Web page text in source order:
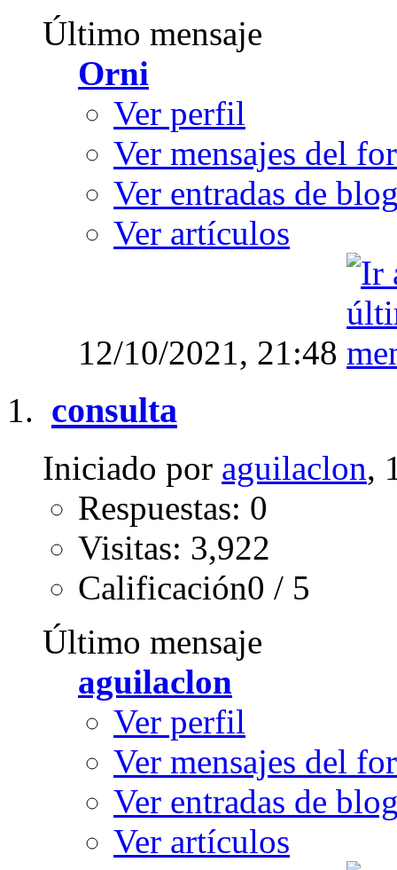
Último mensaje
Orni
Ver perfil
Ver mensajes del
Ver entradas de
Ver artículos
12/10/2021, 21:48
consulta
Iniciado por aguilaclon,
Respuestas: 0
Visitas: 3,922
Calificación0 / 5
Último mensaje
aguilaclon
Ver perfil
Ver mensajes del
Ver entradas de
Ver artículos